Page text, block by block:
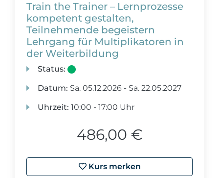
Train the Trainer – Lernprozesse
kompetent gestalten,
Teilnehmende begeistern
Lehrgang für Multiplikatoren in
der Weiterbildung
Status:
Datum: Sa. 05.12.2026 - Sa. 22.05.2027
Uhrzeit: 10:00 - 17:00 Uhr
486,00 €
Kurs merken